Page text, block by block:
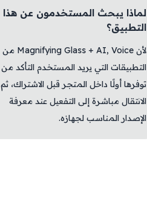
لماذا يبحث المستخدمون عن هذا
التطبيق؟
لأن Magnifying Glass + AI, Voice من
التطبيقات التي يريد المستخدم التأكد من
توفرها أولًا داخل المتجر قبل الاشتراك، ثم
الانتقال مباشرة إلى التفعيل عند معرفة
الإصدار المناسب لجهازه.